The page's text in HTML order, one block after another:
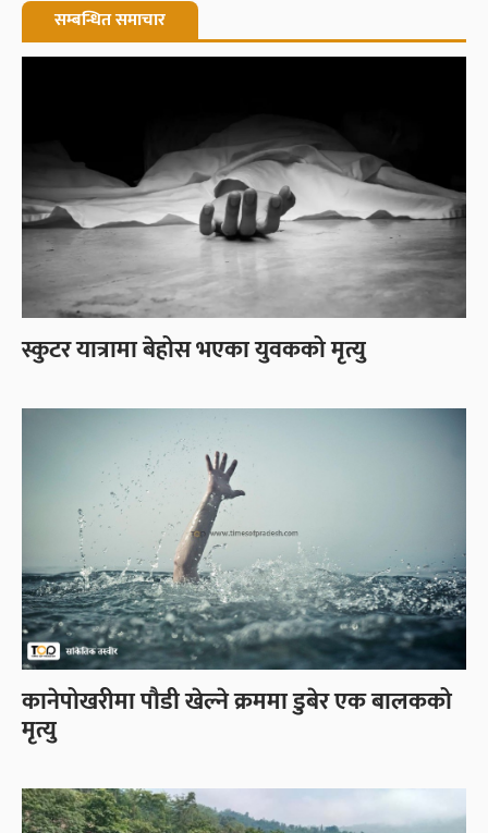
सम्बन्धित समाचार
स्कुटर यात्रामा बेहोस भएका युवकको मृत्यु
कानेपोखरीमा पौडी खेल्ने क्रममा डुबेर एक बालकको
मृत्यु